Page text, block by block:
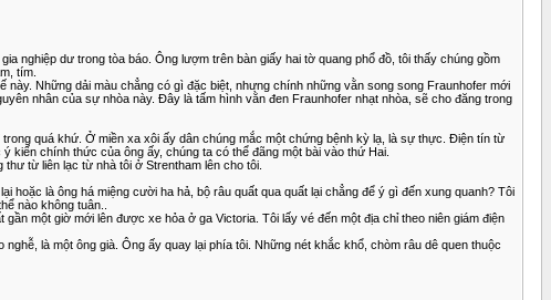
nghiệp dư trong tòa báo. Ông lượm trên bàn giấy hai tờ quang phổ đồ, tôi thấy chúng gồm
tím.
Những dải màu chẳng có gì đặc biệt, nhưng chính những vằn song song Fraunhofer mới
nhân của sự nhòa này. Đây là tấm hình vằn đen Fraunhofer nhạt nhòa, sẽ cho đăng trong
quá khứ. Ở miền xa xôi ấy dân chúng mắc một chứng bệnh kỳ lạ, là sự thực. Điện tín từ
kiến chính thức của ông ấy, chúng ta có thể đãng một bài vào thứ Hai.
từ liên lạc từ nhà tôi ở Strentham lên cho tôi.
là ông há miệng cười ha hả, bộ râu quất qua quất lại chẳng để ý gì đến xung quanh? Tôi
nào không tuân..
một giờ mới lên được xe hỏa ở ga Victoria. Tôi lấy vé đến một địa chỉ theo niên giám điện
là một ông già. Ông ấy quay lại phía tôi. Những nét khắc khổ, chòm râu dê quen thuộc